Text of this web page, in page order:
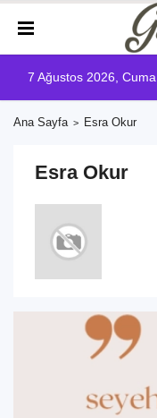
7 Ağustos 2026, Cuma
Ana Sayfa Esra Okur
Esra Okur